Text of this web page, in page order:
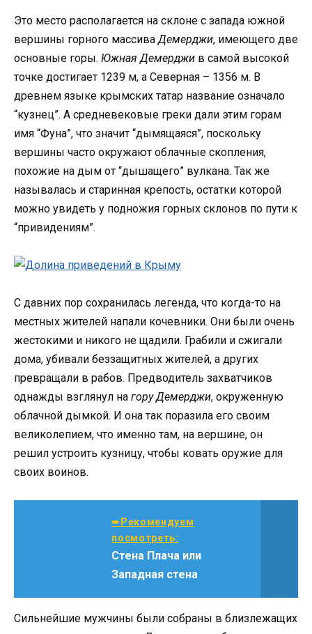
Это место располагается на склоне с запада южной
вершины горного массива Демерджи, имеющего две
основные горы. Южная Демерджи в самой высокой
точке достигает 1239 м, а Северная – 1356 м. В
древнем языке крымских татар название означало
“кузнец”. А средневековые греки дали этим горам
имя “Фуна”, что значит “дымящаяся”, поскольку
вершины часто окружают облачные скопления,
похожие на дым от “дышащего” вулкана. Так же
называлась и старинная крепость, остатки которой
можно увидеть у подножия горных склонов по пути к
“привидениям”.
С давних пор сохранилась легенда, что когда-то на
местных жителей напали кочевники. Они были очень
жестокими и никого не щадили. Грабили и сжигали
дома, убивали беззащитных жителей, а других
превращали в рабов. Предводитель захватчиков
однажды взглянул на гору Демерджи, окруженную
облачной дымкой. И она так поразила его своим
великолепием, что именно там, на вершине, он
решил устроить кузницу, чтобы ковать оружие для
своих воинов.
➨Рекомендуем
посмотреть:
Стена Плача или
Западная стена
Сильнейшие мужчины были собраны в близлежащих